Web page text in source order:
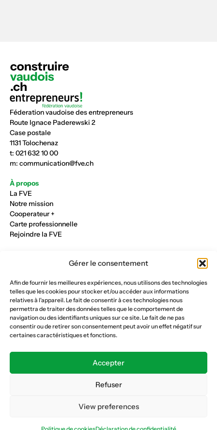
Gérer le consentement
Afin de fournir les meilleures expériences, nous utilisons des technologies
telles que les cookies pour stocker et/ou accéder aux informations
relatives à l'appareil. Le fait de consentir à ces technologies nous
permettra de traiter des données telles que le comportement de
navigation ou des identifiants uniques sur ce site. Le fait de ne pas
consentir ou de retirer son consentement peut avoir un effet négatif sur
certaines caractéristiques et fonctions.
Accepter
Refuser
View preferences
Féderation vaudoise des entrepreneurs
Route Ignace Paderewski 2
Case postale
1131 Tolochenaz
t: 021 632 10 00
m: communication@fve.ch
À propos
La FVE
Notre mission
Cooperateur +
Carte professionnelle
Rejoindre la FVE
Maçonnerie et génie civil
Parqueterie et sols
Menuiserie et bois
Plâtrerie et peinture
Nous suivre
Formation continue
Caisse AVS 66.1